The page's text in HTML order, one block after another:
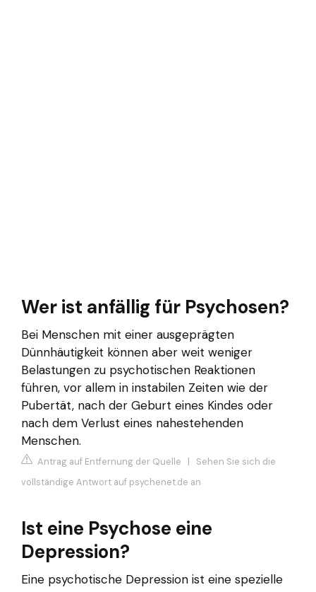
Wer ist anfällig für Psychosen?
Bei Menschen mit einer ausgeprägten
Dünnhäutigkeit können aber weit weniger
Belastungen zu psychotischen Reaktionen
führen, vor allem in instabilen Zeiten wie der
Pubertät, nach der Geburt eines Kindes oder
nach dem Verlust eines nahestehenden
Menschen.
Antrag auf Entfernung der Quelle | Sehen Sie sich die
vollständige Antwort auf psychenet.de an
Ist eine Psychose eine
Depression?
Eine psychotische Depression ist eine spezielle